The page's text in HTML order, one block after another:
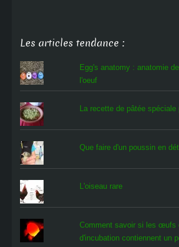
Les articles tendance :
Egg's anatomy : anatomie
l'oeuf
La recette de pâtée spéciale
Que faire d'un poussin en
L'oiseau rare
Comment savoir si les œufs
d'incubation contiennent un